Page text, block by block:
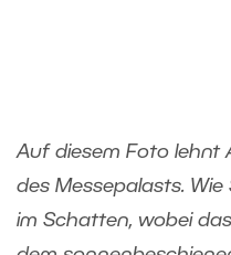
Auf diesem Foto lehnt
des Messepalasts.
im Schatten, wobei